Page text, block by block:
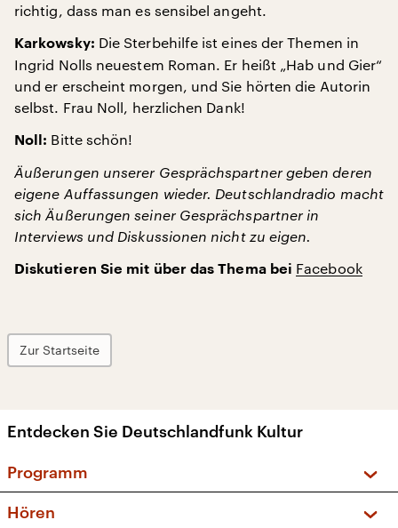
richtig, dass man es sensibel angeht.
Karkowsky: Die Sterbehilfe ist eines der Themen in
Ingrid Nolls neuestem Roman. Er heißt „Hab und Gier“
und er erscheint morgen, und Sie hörten die Autorin
selbst. Frau Noll, herzlichen Dank!
Noll: Bitte schön!
Äußerungen unserer Gesprächspartner geben deren
eigene Auffassungen wieder. Deutschlandradio macht
sich Äußerungen seiner Gesprächspartner in
Interviews und Diskussionen nicht zu eigen.
Diskutieren Sie mit über das Thema bei Facebook
Zur Startseite
Entdecken Sie Deutschlandfunk Kultur
Programm
Hören